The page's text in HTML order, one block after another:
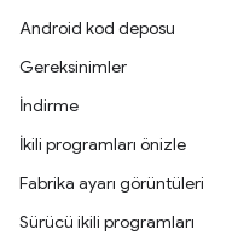
Android kod deposu
Gereksinimler
İndirme
İkili programları önizle
Fabrika ayarı görüntüleri
Sürücü ikili programları